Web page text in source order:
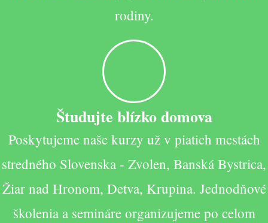
rodiny.
Študujte blízko domova
Poskytujeme naše kurzy už v piatich mestách
stredného Slovenska - Zvolen, Banská Bystrica,
Žiar nad Hronom, Detva, Krupina. Jednodňové
školenia a semináre organizujeme po celom